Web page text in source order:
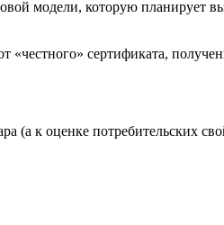
модели, которую планирует
«честного» сертификата,
(а к оценке потребительских